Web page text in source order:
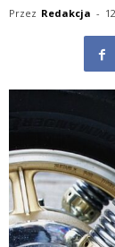
Przez Redakcja -